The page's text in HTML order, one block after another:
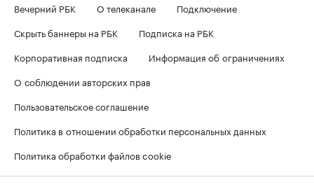
Вечерний РБК
О телеканале
Подключение
Скрыть баннеры на РБК
Подписка на РБК
Корпоративная подписка
Информация об ограничениях
О соблюдении авторских прав
Пользовательское соглашение
Политика в отношении обработки персональных данных
Политика обработки файлов cookie